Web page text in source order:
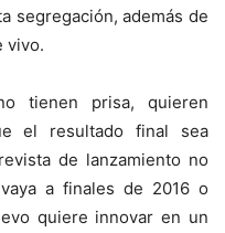
segregación, además de
vivo.
tienen prisa, quieren
el resultado final sea
de lanzamiento no
a finales de 2016 o
quiere innovar en un